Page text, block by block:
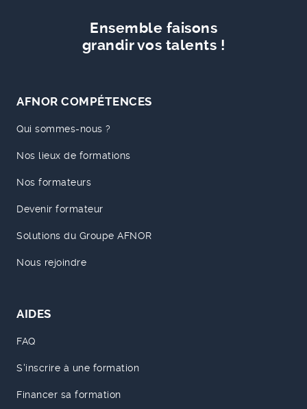
Ensemble faisons
grandir vos talents !
AFNOR COMPÉTENCES
Qui sommes-nous ?
Nos lieux de formations
Nos formateurs
Devenir formateur
Solutions du Groupe AFNOR
Nous rejoindre
AIDES
FAQ
S'inscrire à une formation
Financer sa formation